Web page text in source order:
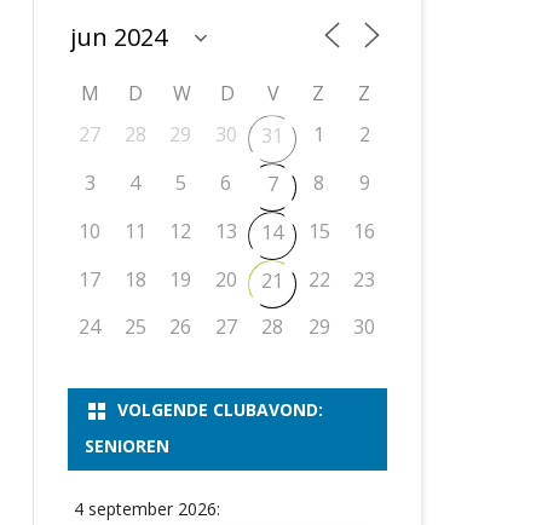
VAN SCHAAKCLUB
ASSEN 3
ASSEN II
NOSBO-BEKER OPEN
T/M 1900
T/M 1700
KNSB-COMPETITIE
NOSBO-COMPETITIE
KNSB-JEUGDCOMPETITIE
UITSLAGEN 2023
M D W D V Z
Z
27
28 29 30 31 1
2
3
4 5 6 7 8
9
10
11 12 13 14 15
16
17
18 19 20 21 22
23
24
25 26 27 28 29 30
VOLGENDE CLUBAVOND:
SENIOREN
4 september 2026: